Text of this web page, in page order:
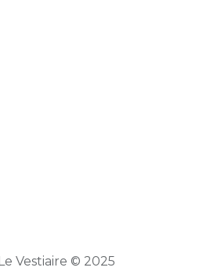
Vestiaire © 2025